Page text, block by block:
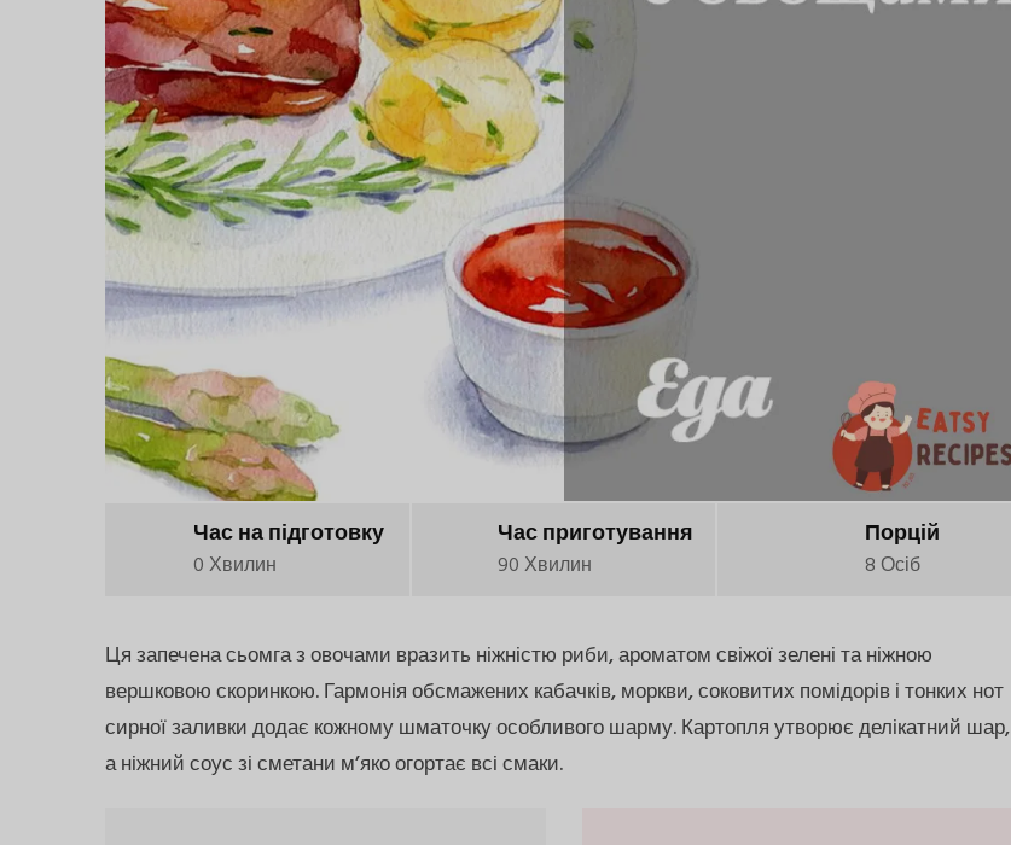
Час на підготовку
0 Хвилин
Час приготування
90 Хвилин
Порцій
8 Осіб
Ця запечена сьомга з овочами вразить ніжністю риби, ароматом свіжої зелені та ніжною
вершковою скоринкою. Гармонія обсмажених кабачків, моркви, соковитих помідорів і тонких нот
сирної заливки додає кожному шматочку особливого шарму. Картопля утворює делікатний шар,
а ніжний соус зі сметани м’яко огортає всі смаки.